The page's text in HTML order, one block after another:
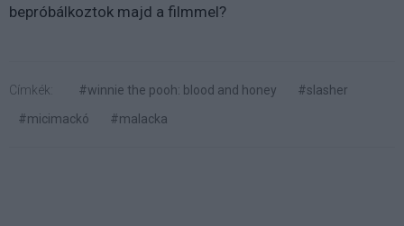
bepróbálkoztok majd a filmmel?
Címkék: #winnie the pooh: blood and honey
#slasher
#micimackó
#malacka